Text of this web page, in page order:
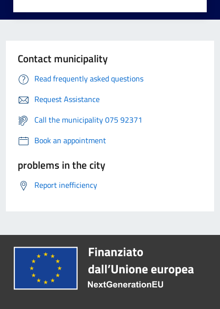
Contact municipality
Read frequently asked questions
Request Assistance
Call the municipality 075 92371
Book an appointment
problems in the city
Report inefficiency